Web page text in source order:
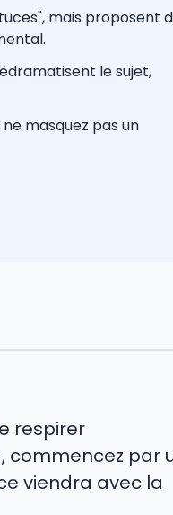
mais proposent
le sujet,
masquez pas un
respirer
commencez par
viendra avec la